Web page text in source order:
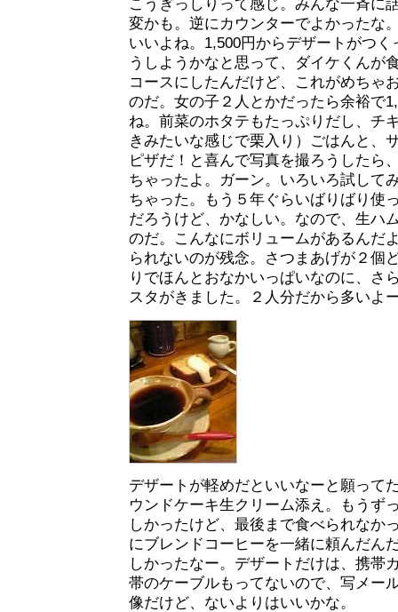
こうぎっしりって感じ。みんな一斉に
変かも。逆にカウンターでよかったな
いいよね。1,500円からデザートがつ
うしようかなと思って、ダイケくんが
コースにしたんだけど、これがめちゃ
のだ。女の子２人とかだったら余裕で
ね。前菜のホタテもたっぷりだし、チ
きみたいな感じで栗入り）ごはんと、
ピザだ！と喜んで写真を撮ろうしたら
ちゃったよ。ガーン。いろいろ試して
ちゃった。もう５年ぐらいばりばり使
だろうけど、かなしい。なので、生ハ
のだ。こんなにボリュームがあるんだ
られないのが残念。さつまあげが２個
りでほんとおなかいっぱいなのに、さ
スタがきました。２人分だから多いよ
デザートが軽めだといいなーと願って
ウンドケーキ生クリーム添え。もうず
しかったけど、最後まで食べられなか
にブレンドコーヒーを一緒に頼んだん
しかったなー。デザートだけは、携帯
帯のケーブルもってないので、写メー
像だけど、ないよりはいいかな。